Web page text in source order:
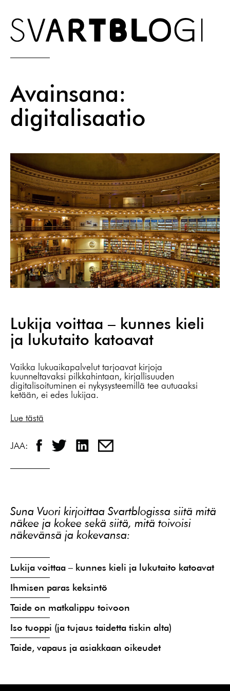
Skip
to
content
Avainsana:
digitalisaatio
Lukija voittaa – kunnes kieli
ja lukutaito katoavat
Vaikka lukuaikapalvelut tarjoavat kirjoja
kuunneltavaksi pilkkahintaan, kirjallisuuden
digitalisoituminen ei nykysysteemillä tee autuaaksi
ketään, ei edes lukijaa.
Lue tästä
JAA:
Suna Vuori kirjoittaa Svartblogissa siitä mitä
näkee ja kokee sekä siitä, mitä toivoisi
näkevänsä ja kokevansa:
Lukija voittaa – kunnes kieli ja lukutaito katoavat
Ihmisen paras keksintö
Taide on matkalippu toivoon
Iso tuoppi (ja tujaus taidetta tiskin alta)
Taide, vapaus ja asiakkaan oikeudet